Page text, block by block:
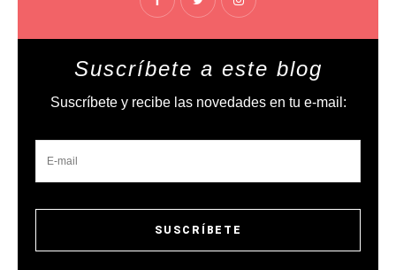
Suscríbete a este blog
Suscríbete y recibe las novedades en tu e-mail: